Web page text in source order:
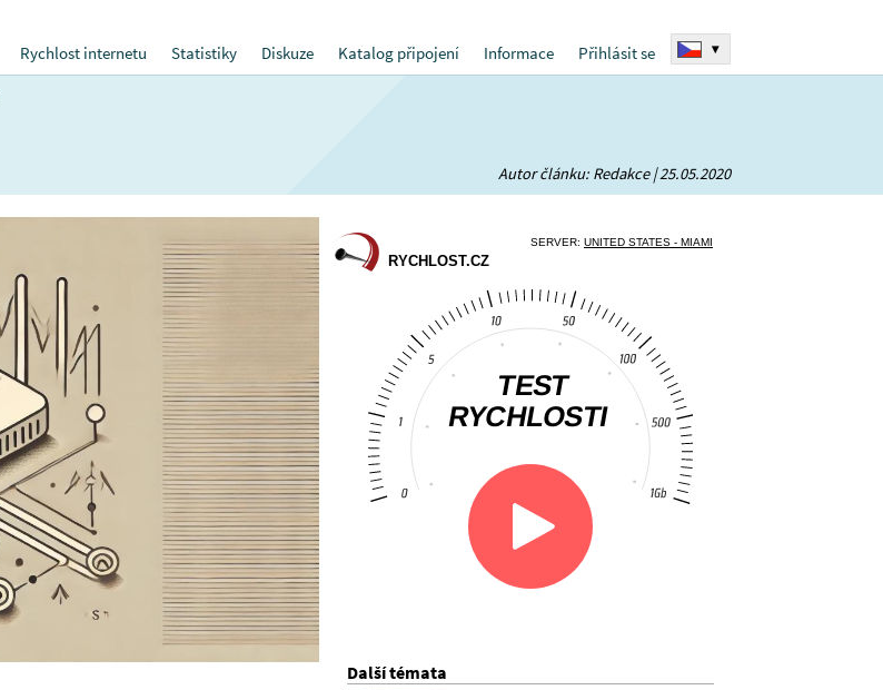
Rychlost internetu
Statistiky Diskuze Katalog připojení Informace Přihlásit se ▾
Autor článku: Redakce | 25.05.2020
Další témata